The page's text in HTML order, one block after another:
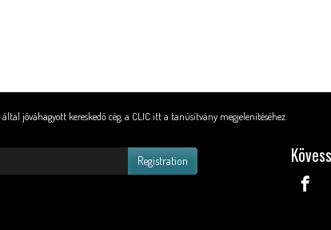
jóváhagyott kereskedő cég, a CLIC itt a tanúsítvány megjelenítéséhez
Registration